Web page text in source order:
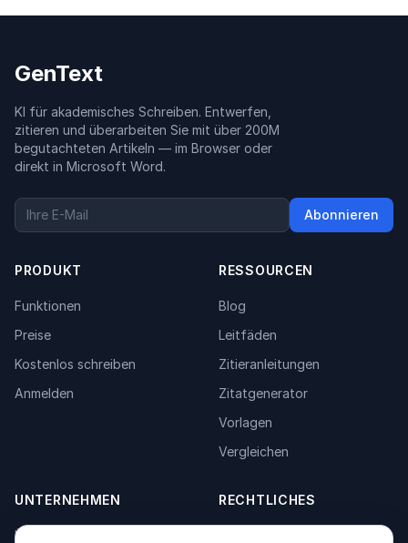
GenText
KI für akademisches Schreiben. Entwerfen,
zitieren und überarbeiten Sie mit über 200M
begutachteten Artikeln — im Browser oder
direkt in Microsoft Word.
Abonnieren
PRODUKT
Funktionen
Preise
Kostenlos schreiben
Anmelden
RESSOURCEN
Blog
Leitfäden
Zitieranleitungen
Zitatgenerator
Vorlagen
Vergleichen
UNTERNEHMEN
Über uns
RECHTLICHES